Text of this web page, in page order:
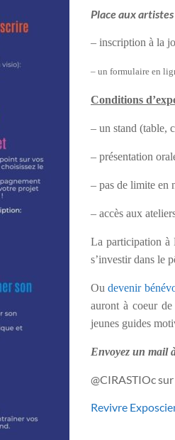
Place aux artistes
– inscription à la
– un formulaire en
Conditions
– un stand (table,
– présentation
– pas de limite en
– accès aux
La participation à
s’investir dans le
Oudevenir
auront à coeur
jeunes guides
Envoyez un mail
@CIRASTIOc
Revivre